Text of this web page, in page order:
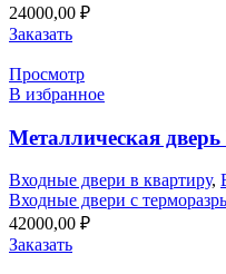
24000,00 ₽
Заказать
Просмотр
В избранное
Металлическая
Входные двери в квартиру,
Входные двери с
42000,00 ₽
Заказать